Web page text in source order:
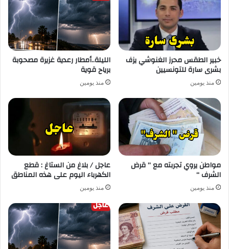
خبير الطقس محرز الغنوشي يزف
بشرى سارة للتونسيين
منذ يومين
الليلة..أمطار رعدية غزيرة مصحوبة
برياح قوية
منذ يومين
مواطن يروي تجربته مع ” قرض
الشرف “
منذ يومين
عاجل / بلاغ من الستاغ : قطع
الكهرباء اليوم على هذه المناطق
منذ يومين